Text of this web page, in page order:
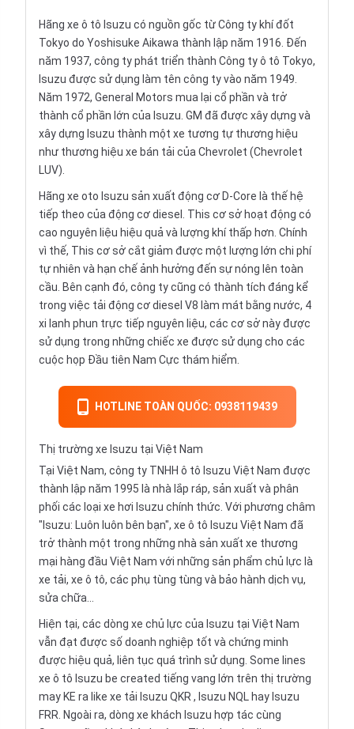
Hãng xe ô tô Isuzu có nguồn gốc từ Công ty khí đốt
Tokyo do Yoshisuke Aikawa thành lập năm 1916. Đến
năm 1937, công ty phát triển thành Công ty ô tô Tokyo,
Isuzu được sử dụng làm tên công ty vào năm 1949.
Năm 1972, General Motors mua lại cổ phần và trở
thành cổ phần lớn của Isuzu. GM đã được xây dựng và
xây dựng Isuzu thành một xe tương tự thương hiệu
như thương hiệu xe bán tải củaChevrolet (Chevrolet
LUV).
Hãng xe oto Isuzu sản xuất động cơ D-Core là thế hệ
tiếp theo của động cơ diesel. This cơ sở hoạt động có
cao nguyên liệu hiệu quả và lượng khí thấp hơn. Chính
vì thế, This cơ sở cắt giảm được một lượng lớn chi phí
tự nhiên và hạn chế ảnh hưởng đến sự nóng lên toàn
cầu. Bên cạnh đó, công ty cũng có thành tích đáng kể
trong việc tải động cơ diesel V8 làm mát bằng nước, 4
xi lanh phun trực tiếp nguyên liệu, các cơ sở này được
sử dụng trong những chiếc xe được sử dụng cho các
cuộc họp Đầu tiên Nam Cực thám hiểm.
HOTLINE TOÀN QUỐC: 0938119439
Thị trường xe Isuzu tại Việt Nam
Tại Việt Nam, công ty TNHH ô tô Isuzu Việt Nam được
thành lập năm 1995 là nhà lắp ráp, sản xuất và phân
phối các loại xe hơi Isuzu chính thức. Với phương châm
"Isuzu: Luôn luôn bên bạn", xe ô tô Isuzu Việt Nam đã
trở thành một trong những nhà sản xuất xe thương
mại hàng đầu Việt Nam với những sản phẩm chủ lực là
xe tải, xe ô tô, các phụ tùng tùng và bảo hành dịch vụ,
sửa chữa…
Hiện tại, các dòng xe chủ lực của Isuzu tại Việt Nam
vẫn đạt được số doanh nghiệp tốt và chứng minh
được hiệu quả, liên tục quá trình sử dụng. Some lines
xe ô tô Isuzu be created tiếng vang lớn trên thị trường
may KE ra like xe tải Isuzu QKR, Isuzu NQL hay Isuzu
FRR. Ngoài ra, dòng xe khách Isuzu hợp tác cùng